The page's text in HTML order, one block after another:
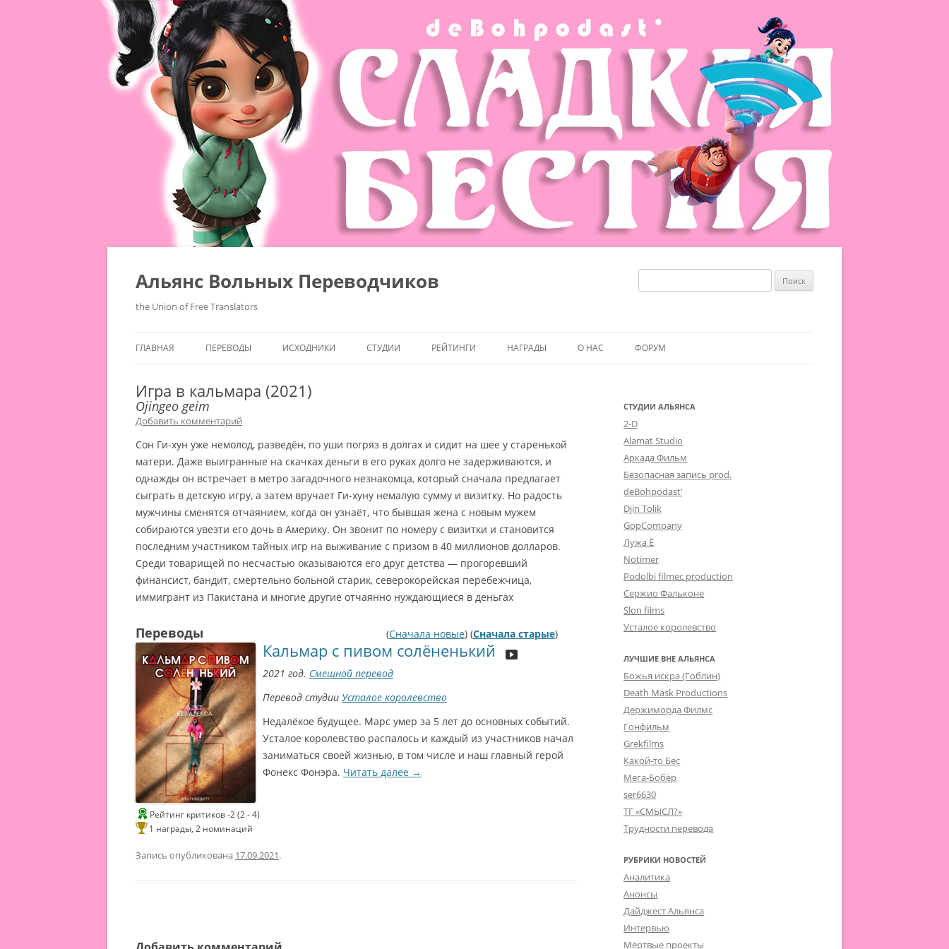
Альянс Вольных Переводчиков
the Union of Free Translators
Найти:
ГЛАВНАЯ ПЕРЕВОДЫ ИСХОДНИКИ СТУДИИ РЕЙТИНГИ НАГРАДЫ О НАС
ВСТУПЛЕНИЕ В АЛЬЯНС
ИСТОРИЯ АЛЬЯНСА
ФОРУМ
Игра в кальмара (2021)
Ojingeo geim
Добавить комментарий
Сон Ги-хун уже немолод, разведён, по уши погряз в долгах и сидит на шее у старенькой
матери. Даже выигранные на скачках деньги в его руках долго не задерживаются, и
однажды он встречает в метро загадочного незнакомца, который сначала предлагает
сыграть в детскую игру, а затем вручает Ги-хуну немалую сумму и визитку. Но радость
мужчины сменятся отчаянием, когда он узнаёт, что бывшая жена с новым мужем
собираются увезти его дочь в Америку. Он звонит по номеру с визитки и становится
последним участником тайных игр на выживание с призом в 40 миллионов долларов.
Среди товарищей по несчастью оказываются его друг детства — прогоревший
финансист, бандит, смертельно больной старик, северокорейская перебежчица,
иммигрант из Пакистана и многие другие отчаянно нуждающиеся в деньгах
Переводы (Сначала новые) (Сначала старые)
Рейтинг критиков -2 (2 - 4)
1 награды, 2 номинаций
Кальмар с пивом солёненький
2021 год. Смешной перевод
Перевод студии Усталое королевство
Недалёкое будущее. Марс умер за 5 лет до основных событий.
Усталое королевство распалось и каждый из участников начал
заниматься своей жизнью, в том числе и наш главный герой
Фонекс Фонэра. Читать далее →
Запись опубликована 17.09.2021.
СТУДИИ АЛЬЯНСА
2-D
Alamat Studio
Аркада Фильм
Безопасная запись prod.
deBohpodast’
Djin Tolik
GopCompany
Лужа Ё
Notimer
Podolbi filmec production
Сержио Фальконе
Slon films
Усталое королевство
ЛУЧШИЕ ВНЕ АЛЬЯНСА
Божья искра (Гоблин)
Death Mask Productions
Держиморда Филмс
Гонфильм
Grekfilms
Какой-то Бес
Мега-Бобёр
ser6630
ТГ «СМЫСЛ?»
Трудности перевода
РУБРИКИ НОВОСТЕЙ
Аналитика
Анонсы
Дайджест Альянса
Интервью
Мёртвые проекты